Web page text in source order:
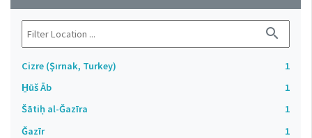
search
Cizre (Şırnak, Turkey)
1
H̱ūš Āb
1
Šātiḥ al-Ǧazīra
1
Ǧazīr
1